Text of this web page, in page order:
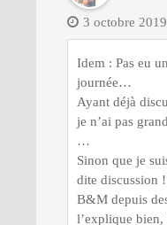
3 octobre
Idem : Pas eu
journée…
Ayant déjà
je n’ai pas
…
Sinon que je
dite discussion
B&M depuis
l’explique bien,